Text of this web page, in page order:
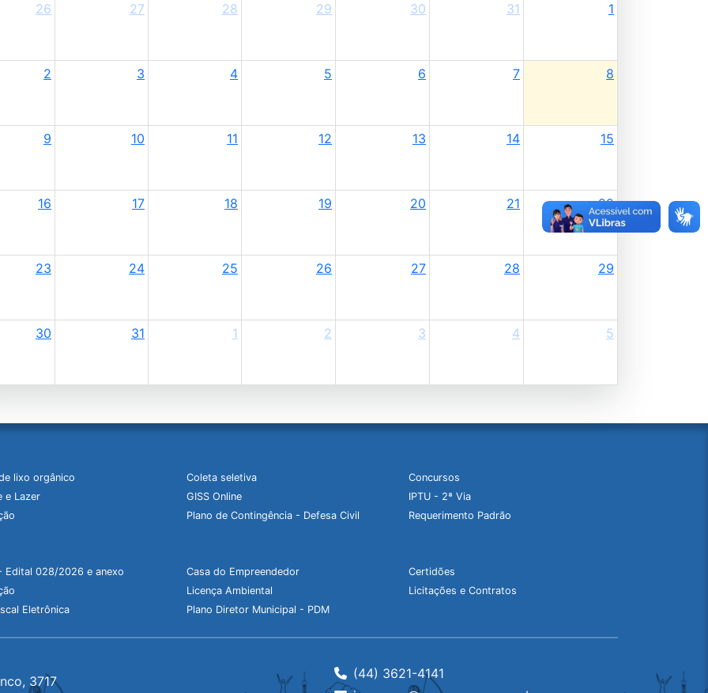
26
27 28 29 30 31 1
2 3 4 5 6 7 8
9 10 11 12 13 14 15
16 17 18 19 20 21 22
23 24 25 26 27 28 29
30 31 1 2 3 4 5
lixo orgânico Coleta seletiva
Concursos
e Lazer
GISS Online
IPTU - 2ª Via
Plano de Contingência - Defesa Civil Requerimento Padrão
Edital 028/2026 e anexo Casa do Empreendedor
Certidões
Licença Ambiental
Licitações e Contratos
Eletrônica
Plano Diretor Municipal - PDM
3717
(44) 3621-4141